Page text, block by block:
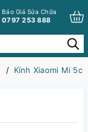
Báo Giá Sửa Chữa
0797 253 888
Kính Xiaomi Mi 5c